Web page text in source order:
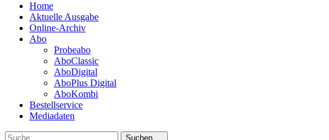
Home
Aktuelle Ausgabe
Online-Archiv
Abo
Probeabo
AboClassic
AboDigital
AboPlus Digital
AboKombi
Bestellservice
Mediadaten